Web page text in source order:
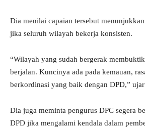
Dia menilai capaian tersebut
jika seluruh wilayah bekerja konsisten.
“Wilayah yang sudah bergerak
berjalan. Kuncinya ada pada kemauan,
berkordinasi yang baik dengan DPD,”
Dia juga meminta pengurus DPC segera
DPD jika mengalami kendala dalam